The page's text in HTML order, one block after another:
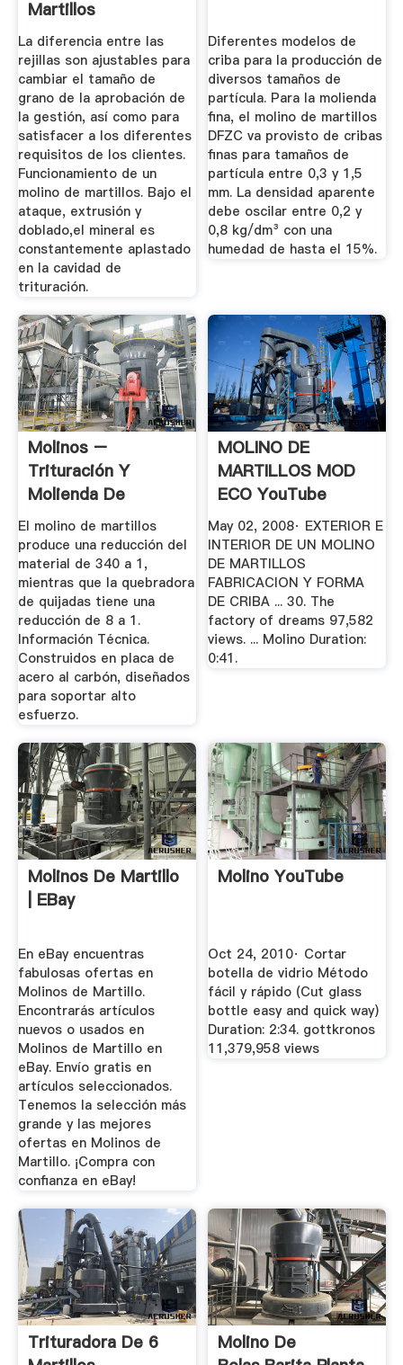
Martillos
La diferencia entre las
rejillas son ajustables para
cambiar el tamaño de
grano de la aprobación de
la gestión, así como para
satisfacer a los diferentes
requisitos de los clientes.
Funcionamiento de un
molino de martillos. Bajo el
ataque, extrusión y
doblado,el mineral es
constantemente aplastado
en la cavidad de
trituración.
Diferentes modelos de
criba para la producción de
diversos tamaños de
partícula. Para la molienda
fina, el molino de martillos
DFZC va provisto de cribas
finas para tamaños de
partícula entre 0,3 y 1,5
mm. La densidad aparente
debe oscilar entre 0,2 y
0,8 kg/dm³ con una
humedad de hasta el 15%.
Molinos –
Trituración Y
Molienda De
El molino de martillos
produce una reducción del
material de 340 a 1,
mientras que la quebradora
de quijadas tiene una
reducción de 8 a 1.
Información Técnica.
Construidos en placa de
acero al carbón, diseñados
para soportar alto
esfuerzo.
MOLINO DE
MARTILLOS MOD
ECO YouTube
May 02, 2008· EXTERIOR E
INTERIOR DE UN MOLINO
DE MARTILLOS
FABRICACION Y FORMA
DE CRIBA ... 30. The
factory of dreams 97,582
views. ... Molino Duration:
0:41.
Molinos De Martillo
| EBay
En eBay encuentras
fabulosas ofertas en
Molinos de Martillo.
Encontrarás artículos
nuevos o usados en
Molinos de Martillo en
eBay. Envío gratis en
artículos seleccionados.
Tenemos la selección más
grande y las mejores
ofertas en Molinos de
Martillo. ¡Compra con
confianza en eBay!
Molino YouTube
Oct 24, 2010· Cortar
botella de vidrio Método
fácil y rápido (Cut glass
bottle easy and quick way)
Duration: 2:34. gottkronos
11,379,958 views
Trituradora De 6
Molino De